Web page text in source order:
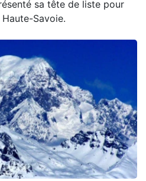
sa tête de liste pour
Savoie.